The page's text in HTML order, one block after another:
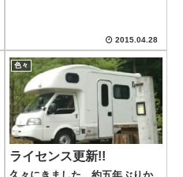
が、早々に届いたので、今度の
GWに試してみようと思います♪
同封され...
2015.04.28
色々
ライセンス更新!!